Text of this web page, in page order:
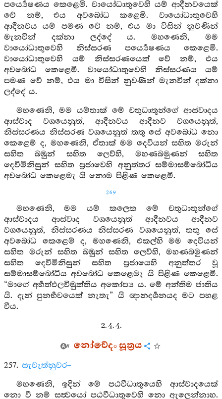
පර්‍ය්‍යෙෂණය කෙළෙමි. වායෝධාතුවෙහි යම් ආදීනවයෙක්
වේ නම්, එය අවබෝධ කළෙමි. වායෝධාතුවෙහි
ආදීනවය යම් පමණ වේ නම්, එය මා විසින් නුවණින්
මැනවින් දක්නා ලද්දේ ය. මහණෙනි, මම
වායෝධාතුවෙහි නිස්සරණ පර්‍ය්‍යෙෂණය කෙළෙමි.
වායෝධාතුවෙහි යම් නිස්සරණයෙක් වේ නම්, එය
අවබෝධ කෙළෙමි. වායෝධාතුවෙහි නිස්සරණය යම්
පමණ වේ නම්, එය මා විසින් නුවණින් මැනවින් දක්නා
ලද්දේ ය.
මහණෙනි, මම යම්තාක් මේ චතුධාතූන්ගේ ආස්වාදය
ආස්වාද වශයෙනුත්, ආදීනවය ආදීනව වශයෙනුත්,
නිස්සරණය නිස්සරණ වශයෙනුත් තතු සේ අවබෝධ නො
කෙළෙම් ද, මහණෙනි, ඒතාක් මම දෙවියන් සහිත මරුන්
සහිත බඹුන් සහිත ලෙව්හි, මහණබමුණන් සහිත
දෙවිමිනිසුන් සහිත ප්‍රජාවෙහි අනුත්තර සම්මාසම්බෝධිය
අවබෝධ කෙළෙමැ යි නොම පිළිණ කෙළෙමි.
269
මහණෙනි, මම යම් කලෙක මේ චතුධාතූන්ගේ
ආස්වාදය ආස්වාද වශයෙනුත් ආදීනවය ආදීනව
වශයෙනුත්, නිස්සරණය නිස්සරණ වශයෙනුත්, තතු සේ
අවබෝධ කෙළෙම් ද, මහණෙනි, එකල්හි මම දෙවියන්
සහිත මරුන් සහිත බඹුන් සහිත ලෙව්හි, මහණබමුණන්
සහිත දෙවිමිනිසුන් සහිත ප්‍රජායෙහි අනුත්තර වූ
සම්මාසම්බෝධිය අවබෝධ කෙළෙමැ යි පිළිණ කෙළෙමි.
“මාගේ අර්‍හත්ඵලවිමුක්තිය අකෝප්‍ය ය. මේ අන්තිම ජාතිය
යි. දැන් පුනර්‍භවයෙක් නැතැ” යි ඥානදර්‍ශනයද මට පහළ
වීය.
2. 4. 4.
නෝචේදං සූත්‍රය
257. සැවැත්නුවර–
මහණෙනි, ඉදින් මේ පඨවීධාතුයෙහි ආස්වාදයෙක්
නො වී නම් සත්‍වයෝ පඨවීධාතුවෙහි නො ඇලෙන්නාහ.